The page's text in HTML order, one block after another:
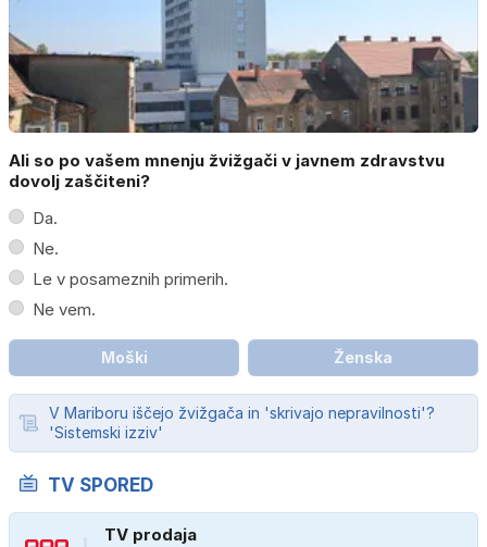
Ali so po vašem mnenju žvižgači v javnem zdravstvu
dovolj zaščiteni?
Da.
Ne.
Le v posameznih primerih.
Ne vem.
Moški Ženska
V Mariboru iščejo žvižgača in 'skrivajo nepravilnosti'?
'Sistemski izziv'
TV SPORED
TV prodaja